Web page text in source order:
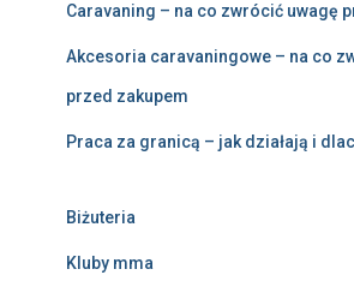
Caravaning – na co zwrócić uwagę
Akcesoria caravaningowe – na co
przed zakupem
Praca za granicą – jak działają i
Biżuteria
Kluby mma